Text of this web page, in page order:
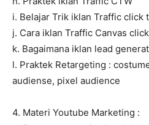
i. Belajar Trik iklan Traffic click
j. Cara iklan Traffic Canvas
k. Bagaimana iklan lead
l. Praktek Retargeting :
audiense, pixel audience
4. Materi Youtube Marketing :